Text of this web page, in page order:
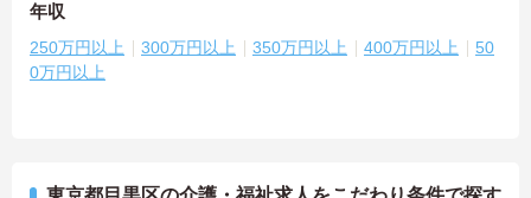
年収
250万円以上 300万円以上 350万円以上 400万円以上
50
0万円以上